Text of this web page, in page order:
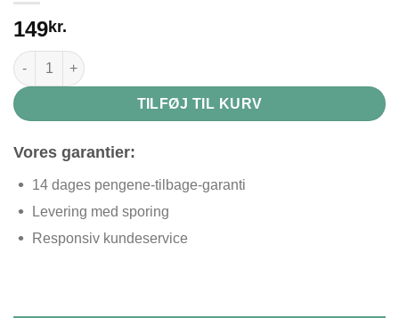
149kr.
Bogmærke i træ antal
TILFØJ TIL KURV
Vores garantier:
14 dages pengene-tilbage-garanti
Levering med sporing
Responsiv kundeservice